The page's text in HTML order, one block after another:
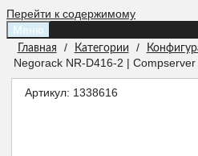
Перейти к содержимому
Меню
Главная / Категории /
Negorack NR-D416-2 |
Артикул: 1338616